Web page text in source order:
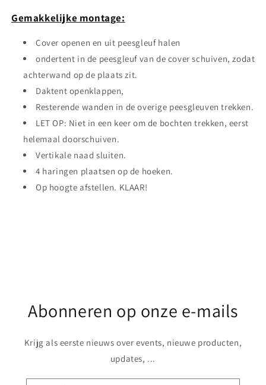
Gemakkelijke montage:
Cover openen en uit peesgleuf halen
ondertent in de peesgleuf van de cover schuiven, zodat
achterwand op de plaats zit.
Daktent openklappen,
Resterende wanden in de overige peesgleuven trekken.
LET OP: Niet in een keer om de bochten trekken, eerst
helemaal doorschuiven.
Vertikale naad sluiten.
4 haringen plaatsen op de hoeken.
Op hoogte afstellen. KLAAR!
Abonneren op onze e-mails
Krijg als eerste nieuws over events, nieuwe producten,
updates, ...